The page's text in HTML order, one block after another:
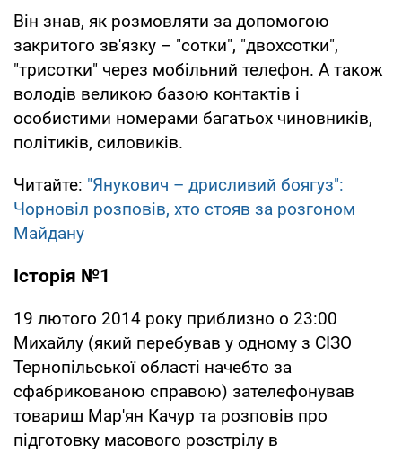
Він знав, як розмовляти за допомогою
закритого зв'язку – "сотки", "двохсотки",
"трисотки" через мобільний телефон. А також
володів великою базою контактів і
особистими номерами багатьох чиновників,
політиків, силовиків.
Читайте: "Янукович – дрисливий боягуз":
Чорновіл розповів, хто стояв за розгоном
Майдану
Історія №1
19 лютого 2014 року приблизно о 23:00
Михайлу (який перебував у одному з СІЗО
Тернопільської області начебто за
сфабрикованою справою) зателефонував
товариш Мар'ян Качур та розповів про
підготовку масового розстрілу в